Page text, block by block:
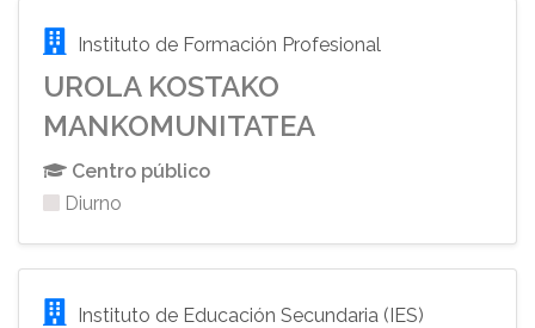
Instituto de Formación Profesional
UROLA KOSTAKO
MANKOMUNITATEA
Centro público
Diurno
Instituto de Educación Secundaria (IES)